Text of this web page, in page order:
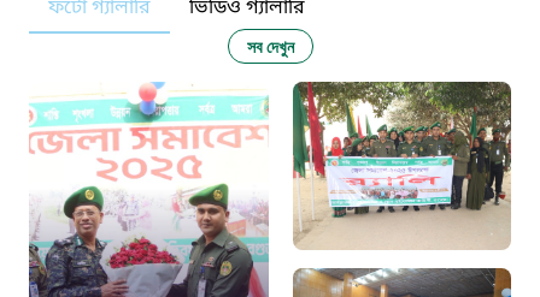
নারী ও শিশু নির্যাতন প্রতিরোধ
১০৬
দুদক
১০২
দুর্যোগের আগাম বার্তা
ফটো গ্যালারি ভিডিও গ্যালারি
সব দেখুন